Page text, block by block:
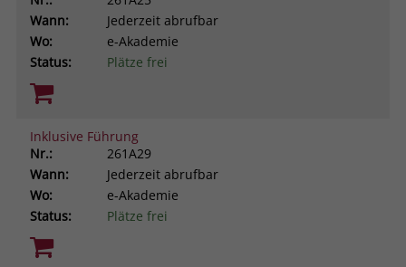
Wann:
Jederzeit abrufbar
Wo:
e-Akademie
Status:
Plätze frei
Inklusive Führung
Nr.:
261A29
Wann:
Jederzeit abrufbar
Wo:
e-Akademie
Status:
Plätze frei
Name PHPSESSID
Anbieter
Zweck
Behält die Zustände des Benutzers bei
allen Seitenanfragen bei.
Zweck
Browsers und die Einstellungen
exklusiv für diese Website zu speichern.
Dadurch wird gewährleistet, dass
Benutzerkennung verknüpft werden.
Name _clsk